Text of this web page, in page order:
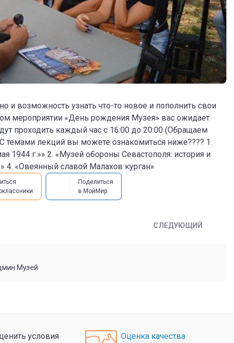
и возможность узнать что-то новое и пополнить свои
мероприятии «День рождения Музея» вас ожидает
проходить каждый час с 16:00 до 20:00 (Обращаем
темами лекций вы можете ознакомиться ниже???? 1.
1944 г.»» 2. «Музей обороны Севастополя: история и
4. «Овеянный славой Малахов курган»
Поделиться
в МойМир
СЛЕДУЮЩИЙ
Музей
условия
Оценка качества